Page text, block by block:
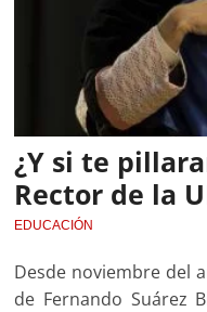
¿Y si te
Rector de la
EDUCACIÓN
Desde noviembre del
de Fernando Suárez